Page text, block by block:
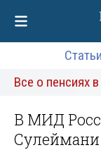
Статьи
Все о пенсиях
В МИД